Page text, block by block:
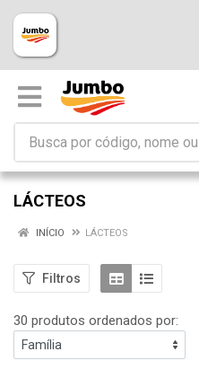
LÁCTEOS
INÍCIO LÁCTEOS
Filtros
30 produtos ordenados por: